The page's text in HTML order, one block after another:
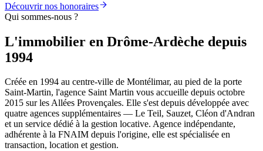
Découvrir nos honoraires
Qui sommes-nous ?
L'immobilier en Drôme-Ardèche depuis
1994
Créée en 1994 au centre-ville de Montélimar, au pied de la porte
Saint-Martin, l'agence Saint Martin vous accueille depuis octobre
2015 sur les Allées Provençales. Elle s'est depuis développée avec
quatre agences supplémentaires — Le Teil, Sauzet, Cléon d'Andran
et un service dédié à la gestion locative. Agence indépendante,
adhérente à la FNAIM depuis l'origine, elle est spécialisée en
transaction, location et gestion.